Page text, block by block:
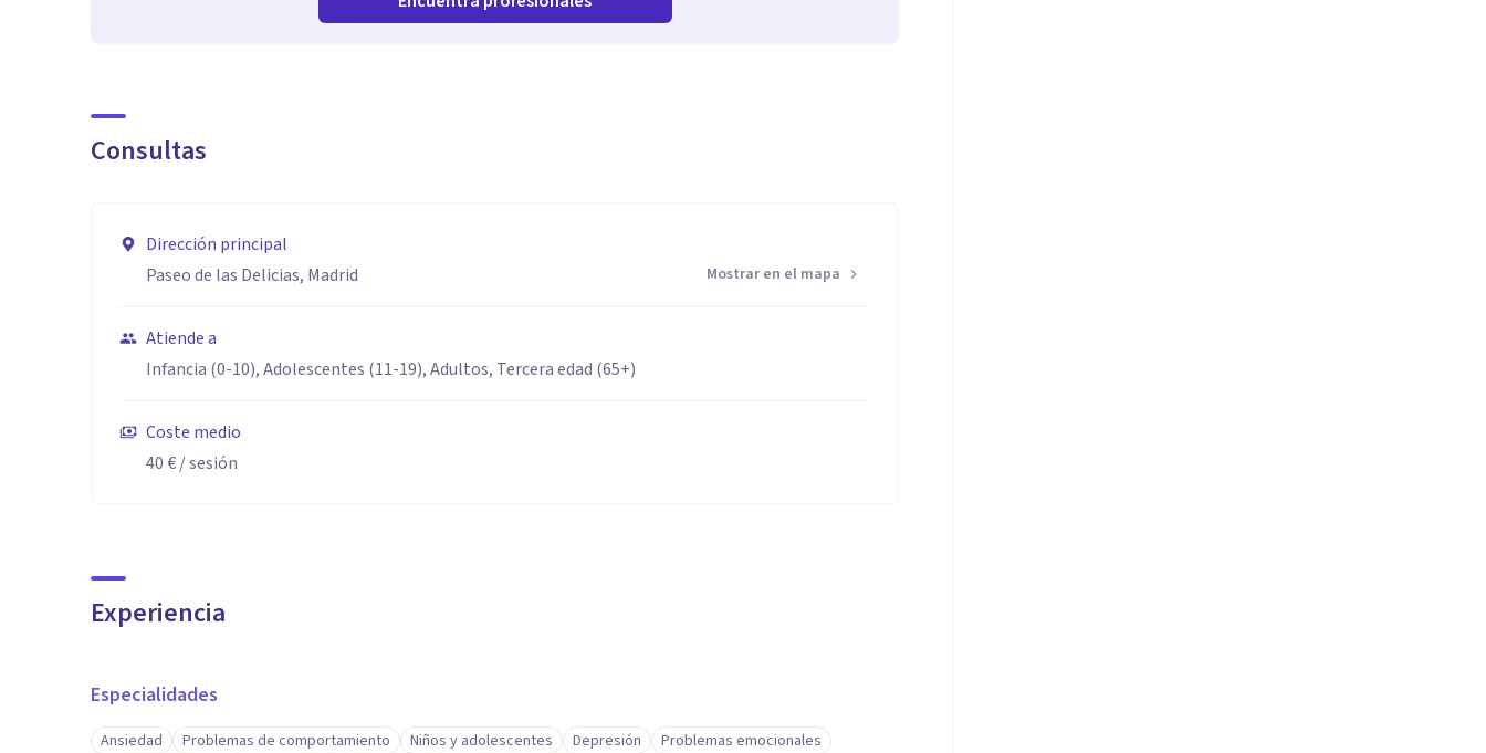
Consultas
Dirección principal
Paseo de las Delicias, Madrid
Mostrar en el mapa
Atiende a
Infancia (0-10), Adolescentes (11-19), Adultos, Tercera edad (65+)
Coste medio
40 €/ sesión
Experiencia
Especialidades
Ansiedad Problemas de comportamiento Niños y adolescentes Depresión
Problemas emocionales